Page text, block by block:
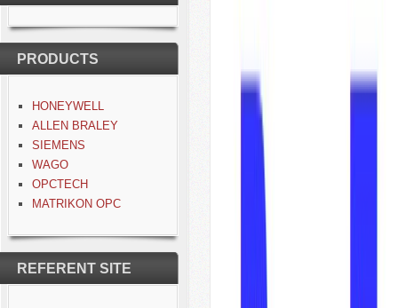
PRODUCTS
HONEYWELL
ALLEN BRALEY
SIEMENS
WAGO
OPCTECH
MATRIKON OPC
REFERENT SITE